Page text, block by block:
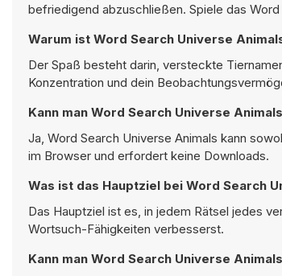
befriedigend abzuschließen. Spiele das
Warum ist Word Search Universe
Der Spaß besteht darin, versteckte
Konzentration und dein
Kann man Word Search Universe
Ja, Word Search Universe Animals kann
im Browser und erfordert keine Downloads.
Was ist das Hauptziel bei Word Search
Das Hauptziel ist es, in jedem Rätsel jedes
Wortsuch-Fähigkeiten verbesserst.
Kann man Word Search Universe